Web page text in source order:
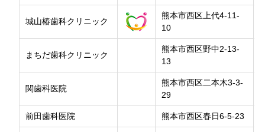
城山椿歯科クリニック
熊本市西区上代4-11-
10
まちだ歯科クリニック
熊本市西区野中2-13-
13
関歯科医院
熊本市西区二本木3-3-
29
前田歯科医院 熊本市西区春日6-5-23